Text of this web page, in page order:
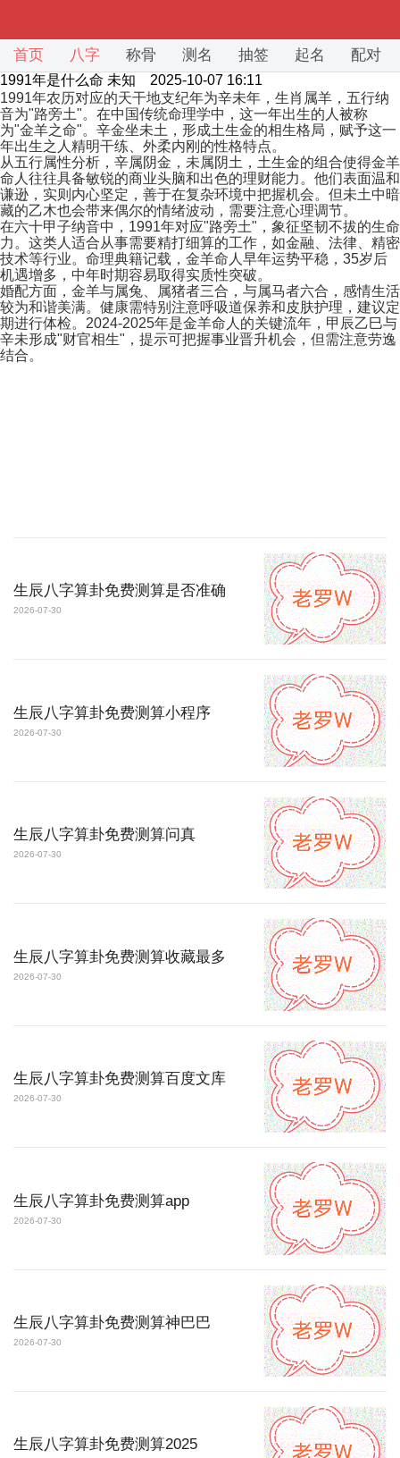
首页 八字 称骨 测名 抽签 起名 配对
1991年是什么命 未知 2025-10-07 16:11
1991年农历对应的天干地支纪年为辛未年，生肖属羊，五行纳
音为"路旁土"。在中国传统命理学中，这一年出生的人被称
为"金羊之命"。辛金坐未土，形成土生金的相生格局，赋予这一
年出生之人精明干练、外柔内刚的性格特点。
从五行属性分析，辛属阴金，未属阴土，土生金的组合使得金羊
命人往往具备敏锐的商业头脑和出色的理财能力。他们表面温和
谦逊，实则内心坚定，善于在复杂环境中把握机会。但未土中暗
藏的乙木也会带来偶尔的情绪波动，需要注意心理调节。
在六十甲子纳音中，1991年对应"路旁土"，象征坚韧不拔的生命
力。这类人适合从事需要精打细算的工作，如金融、法律、精密
技术等行业。命理典籍记载，金羊命人早年运势平稳，35岁后
机遇增多，中年时期容易取得实质性突破。
婚配方面，金羊与属兔、属猪者三合，与属马者六合，感情生活
较为和谐美满。健康需特别注意呼吸道保养和皮肤护理，建议定
期进行体检。2024-2025年是金羊命人的关键流年，甲辰乙巳与
辛未形成"财官相生"，提示可把握事业晋升机会，但需注意劳逸
结合。
生辰八字算卦免费测算是否准确
2026-07-30
生辰八字算卦免费测算小程序
2026-07-30
生辰八字算卦免费测算问真
2026-07-30
生辰八字算卦免费测算收藏最多
2026-07-30
生辰八字算卦免费测算百度文库
2026-07-30
生辰八字算卦免费测算app
2026-07-30
生辰八字算卦免费测算神巴巴
2026-07-30
生辰八字算卦免费测算2025